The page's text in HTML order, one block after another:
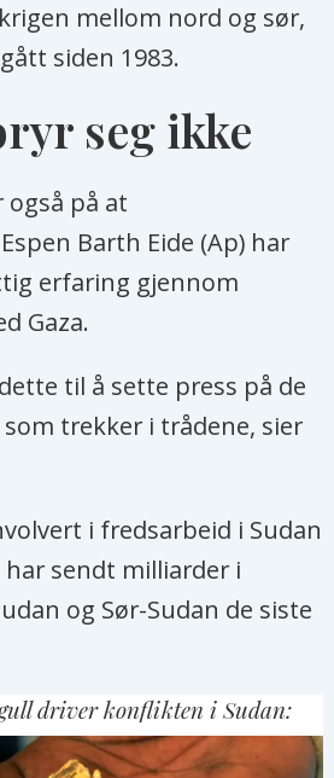
mellom nord og sør,
siden 1983.
seg ikke
også på at
Barth Eide (Ap) har
erfaring gjennom
Gaza.
til å sette press på de
trekker i trådene, sier
i fredsarbeid i Sudan
sendt milliarder i
og Sør-Sudan de siste
driver konflikten i Sudan: